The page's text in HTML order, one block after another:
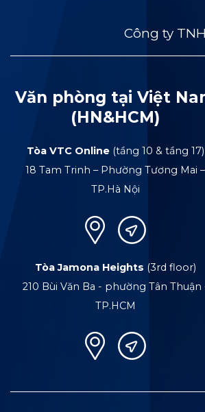
Công ty
Văn phòng tại Việt
(HN&HCM)
Tòa VTC Online(tầng 10 & tầng 17)
18 Tam Trinh – Phường Tương Mai –
TP.Hà Nội
Tòa Jamona Heights (3rd floor)
210 Bùi Văn Ba - phường Tân Thuận
TP.HCM